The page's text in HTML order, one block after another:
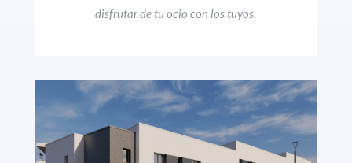
disfrutar de tu ocio con los tuyos.